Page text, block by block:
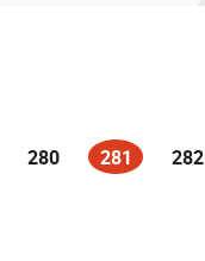
280 281
(current)282